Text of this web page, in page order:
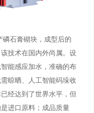
磷石膏砌块，成型后的
技术在国内外尚属。设
能感应加水，准确的布
晾晒、人工智能码垛收
经达到了世界水平，但
进口原料；成品质量